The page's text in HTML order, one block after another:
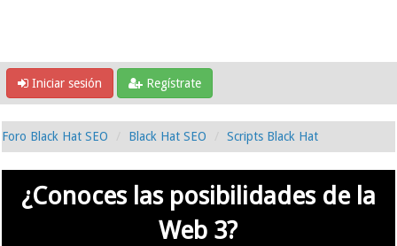
Iniciar sesión Regístrate
Foro Black Hat SEO Black Hat SEO Scripts Black Hat
¿Conoces las posibilidades de la
Web 3?